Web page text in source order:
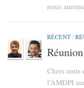
nous
RÉCENT/
Chers amis
l’AMDPI